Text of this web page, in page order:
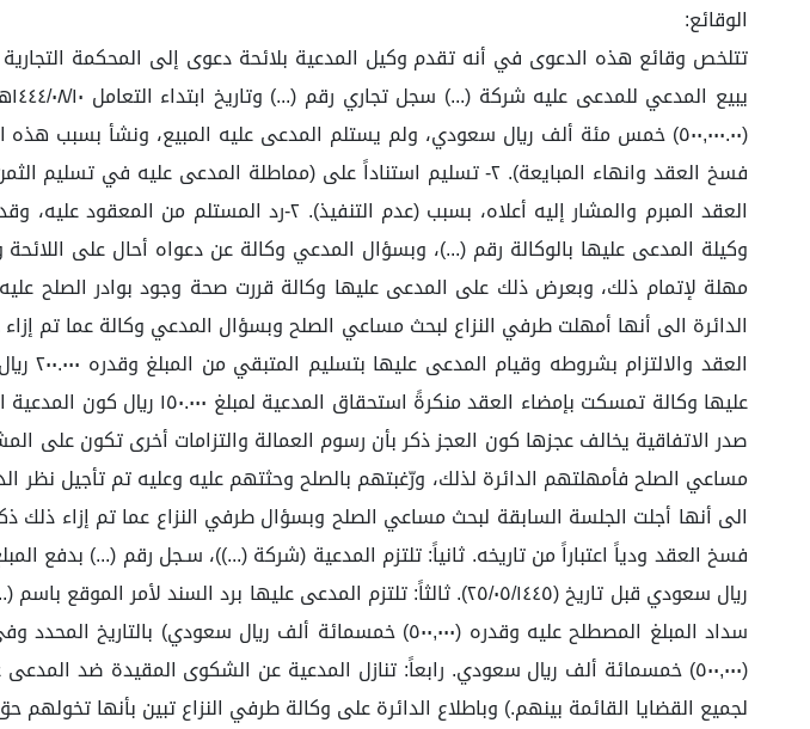
الوقائع:
وكيلة المدعى عليها بالوكالة رقم (...)، وبسؤال المدعي وكالة عن دعواه أحال على اللائحة
الدائرة الى أنها أمهلت طرفي النزاع لبحث مساعي الصلح وبسؤال المدعي وكالة عما تم
عليها وكالة تمسكت بإمضاء
صدر الاتفاقية يخالف عجزها كون العجز ذكر بأن رسوم العمالة والتزامات أخرى تكون
الى أنها أجلت الجلسة السابقة لبحث مساعي الصلح وبسؤال طرفي النزاع عما تم إزاء ذلك
سداد المبلغ المصطلح عليه وقدره (٥٠٠,٠٠٠) خمسمائة ألف
(٥٠٠,٠٠٠) خمسمائة ألف ريال سعودي. رابعاً: تنازل المدعية عن الشكوى المقيدة ضد
لجميع القضايا القائمة بينهم.) وباطلاع الدائرة على وكالة طرفي النزاع تبين بأنها